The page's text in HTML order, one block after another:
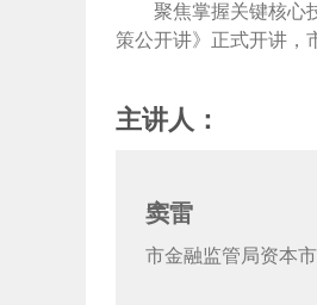
聚焦掌握关键核心技
策公开讲》正式开讲，
主讲人：
窦雷
市金融监管局资本